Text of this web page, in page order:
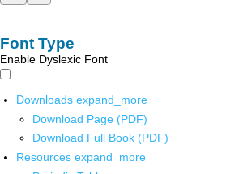
Font Type
Enable Dyslexic Font
Downloads expand_more
Download Page (PDF)
Download Full Book (PDF)
Resources expand_more